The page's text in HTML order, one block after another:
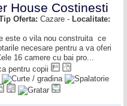
House Costinesti
Oferta: Cazare - Localitate:
este o vila nou construita ce
necesare pentru a va oferi
16 camere cu bai pro...